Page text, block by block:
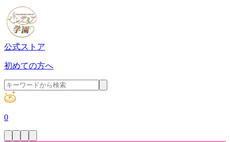
公式ストア
初めての方へ
0